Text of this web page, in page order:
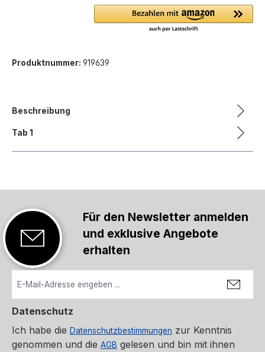
Produktnummer: 919639
Beschreibung
Tab 1
Für den Newsletter anmelden
und exklusive Angebote
erhalten
Datenschutz
Ich habe die Datenschutzbestimmungen zur Kenntnis
genommen und die AGB gelesen und bin mit ihnen